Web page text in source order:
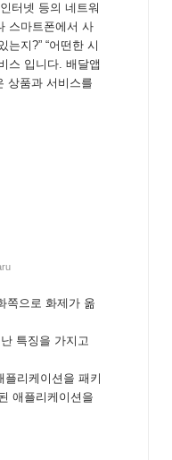
터넷 등의 네트워
스마트폰에서 사
지?” “어떤한 시
스 입니다. 배달앱
상품과 서비스를
쪽으로 화제가 옮
특징을 가지고
리케이션을 패키
애플리케이션을